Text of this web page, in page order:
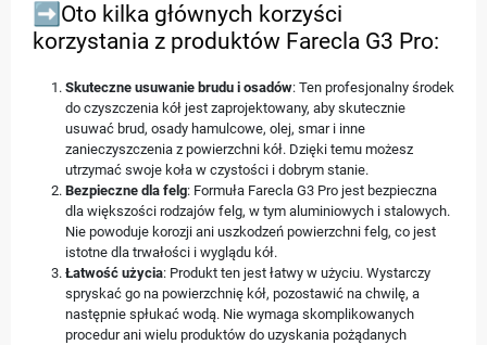
➡️Oto kilka głównych korzyści
korzystania z produktów Farecla G3 Pro:
Skuteczne usuwanie brudu i osadów: Ten profesjonalny środek
do czyszczenia kół jest zaprojektowany, aby skutecznie
usuwać brud, osady hamulcowe, olej, smar i inne
zanieczyszczenia z powierzchni kół. Dzięki temu możesz
utrzymać swoje koła w czystości i dobrym stanie.
Bezpieczne dla felg: Formuła Farecla G3 Pro jest bezpieczna
dla większości rodzajów felg, w tym aluminiowych i stalowych.
Nie powoduje korozji ani uszkodzeń powierzchni felg, co jest
istotne dla trwałości i wyglądu kół.
Łatwość użycia: Produkt ten jest łatwy w użyciu. Wystarczy
spryskać go na powierzchnię kół, pozostawić na chwilę, a
następnie spłukać wodą. Nie wymaga skomplikowanych
procedur ani wielu produktów do uzyskania pożądanych